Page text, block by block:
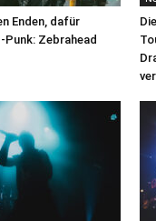
Enden, dafür
Zebrahead